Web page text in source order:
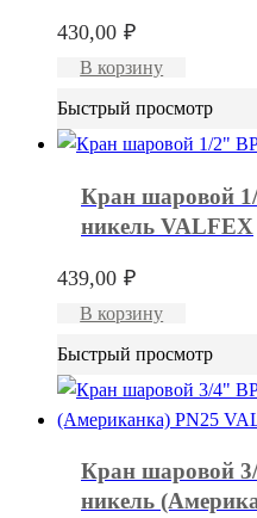
430,00 ₽
В корзину
Быстрый просмотр
Кран шаровой
никель VALFEX
439,00 ₽
В корзину
Быстрый просмотр
Кран шаровой
никель